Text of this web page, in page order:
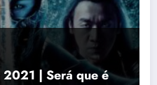
| Será que é